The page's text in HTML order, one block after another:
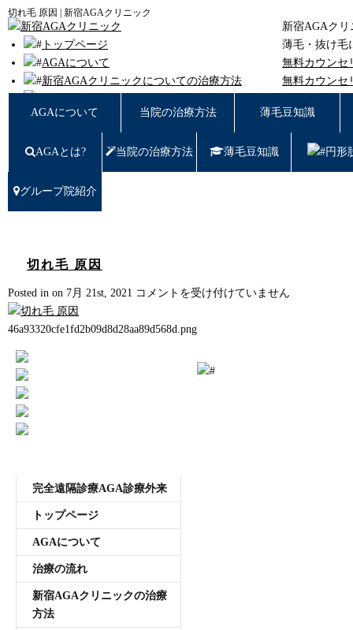
切れ毛 原因 | 新宿AGAクリニック
トップページ
AGAについて
新宿AGAクリニックについての治療方法
円形脱毛
症例写真
治療の流れ
無料カウンセリング WEB予約はこちら／お問
プライバシーポリシー
無料相談窓口
ご予約はこちら 0120-721-969
東京都新宿区西新宿7-20-2 愛美堂ビル7階
受付時間11:00~20:00 年中無休
新宿AGAクリ
薄毛・抜け毛
無料カウンセ
無料カウンセ
AGAについて
当院の治療方法 薄毛豆知識
AGAとは? 当院の治療方法 薄毛豆知識 円形
グループ院紹介
切れ毛 原因
Posted in on 7月 21st, 2021 切
毛
コメントを受け付けていません
46a93320cfe1fd2b09d8d28aa89d568d.png
完全遠隔診療AGA診療外来
トップページ
AGAについて
治療の流れ
新宿AGAクリニックの治療
方法